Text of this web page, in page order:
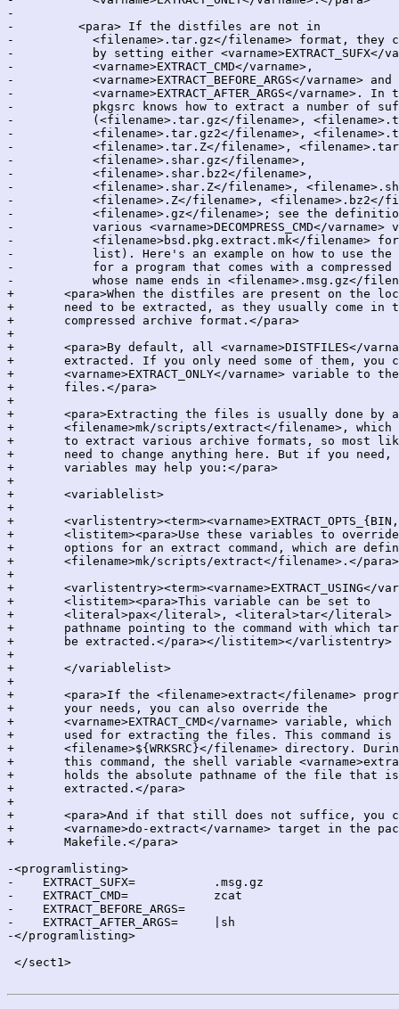
-
-	  <para> If the distfiles are not in
-	    <filename>.tar.gz</filename> format, they can be extracted
-	    by setting either <varname>EXTRACT_SUFX</varname>, or
-	    <varname>EXTRACT_CMD</varname>,
-	    <varname>EXTRACT_BEFORE_ARGS</varname> and
-	    <varname>EXTRACT_AFTER_ARGS</varname>. In the former case,
-	    pkgsrc knows how to extract a number of suffixes
-	    (<filename>.tar.gz</filename>, <filename>.tgz</filename>,
-	    <filename>.tar.gz2</filename>, <filename>.tbz</filename>,
-	    <filename>.tar.Z</filename>, <filename>.tar</filename>,
-	    <filename>.shar.gz</filename>,
-	    <filename>.shar.bz2</filename>,
-	    <filename>.shar.Z</filename>, <filename>.shar</filename>,
-	    <filename>.Z</filename>, <filename>.bz2</filename> and
-	    <filename>.gz</filename>; see the definition of the
-	    various <varname>DECOMPRESS_CMD</varname> variables in
-	    <filename>bsd.pkg.extract.mk</filename> for a complete
-	    list). Here's an example on how to use the other variables
-	    for a program that comes with a compressed shell archive
-	    whose name ends in <filename>.msg.gz</filename>:</para>
+	<para>When the distfiles are present on the local system, they
+	need to be extracted, as they usually come in the form of some
+	compressed archive format.</para>
+
+	<para>By default, all <varname>DISTFILES</varname> are
+	extracted. If you only need some of them, you can set the
+	<varname>EXTRACT_ONLY</varname> variable to the list of those
+	files.</para>
+
+	<para>Extracting the files is usually done by a little program,
+	<filename>mk/scripts/extract</filename>, which already knows how
+	to extract various archive formats, so most likely you will not
+	need to change anything here. But if you need, the following
+	variables may help you:</para>
+
+	<variablelist>
+
+	<varlistentry><term><varname>EXTRACT_OPTS_{BIN,LHA,PAX,RAR,TAR,ZIP,ZOO}</varname></term>
+	<listitem><para>Use these variables to override the default
+	options for an extract command, which are defined in
+	<filename>mk/scripts/extract</filename>.</para></listitem></varlistentry>
+
+	<varlistentry><term><varname>EXTRACT_USING</varname></term>
+	<listitem><para>This variable can be set to
+	<literal>pax</literal>, <literal>tar</literal> or an absolute
+	pathname pointing to the command with which tar archives should
+	be extracted.</para></listitem></varlistentry>
+
+	</variablelist>
+
+	<para>If the <filename>extract</filename> program doesn't serve
+	your needs, you can also override the
+	<varname>EXTRACT_CMD</varname> variable, which holds the command
+	used for extracting the files. This command is executed in the
+	<filename>${WRKSRC}</filename> directory. During execution of
+	this command, the shell variable <varname>extract_file</varname>
+	holds the absolute pathname of the file that is going to be
+	extracted.</para>
+
+	<para>And if that still does not suffice, you can override the
+	<varname>do-extract</varname> target in the package
+	Makefile.</para>
-<programlisting>
-    EXTRACT_SUFX=           .msg.gz
-    EXTRACT_CMD=            zcat
-    EXTRACT_BEFORE_ARGS=
-    EXTRACT_AFTER_ARGS=     |sh
-</programlisting>
</sect1>